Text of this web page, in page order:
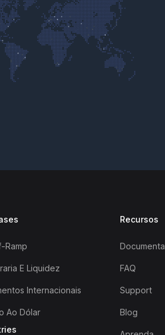
Ramp
E Liquidez
Internacionais
Ao Dólar
Recursos
FAQ
Support
Blog